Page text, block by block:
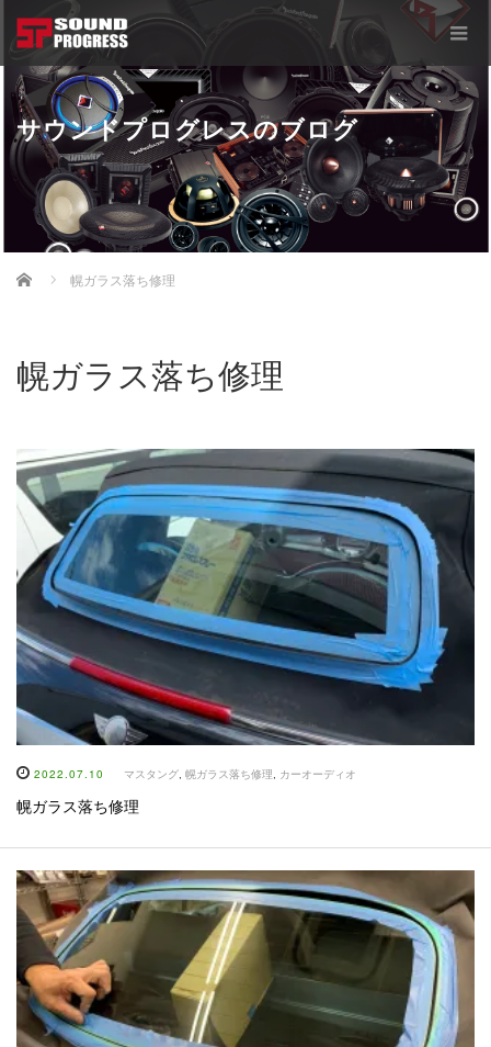
サウンドプログレスのブログ
Home 幌ガラス落ち修理
幌ガラス落ち修理
2022.07.10 マスタング 幌ガラス落ち修理 カーオーディオ
幌ガラス落ち修理